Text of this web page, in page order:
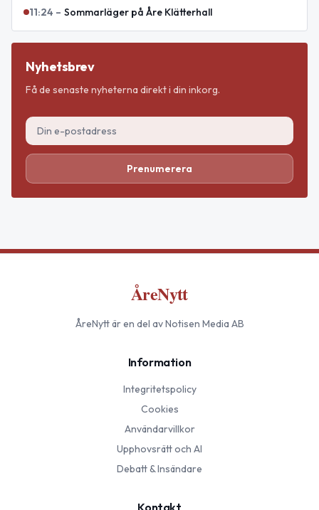
11:24 – Sommarläger på Åre Klätterhall
Nyhetsbrev
Få de senaste nyheterna direkt i din inkorg.
Prenumerera
ÅreNytt
ÅreNyttär en del av Notisen Media AB
Information
Integritetspolicy
Cookies
Användarvillkor
Upphovsrätt och AI
Debatt & Insändare